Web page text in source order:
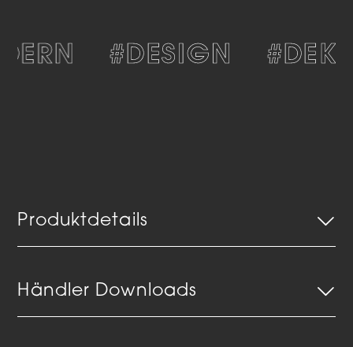
#DESIGN
Produktdetails
Händler Downloads